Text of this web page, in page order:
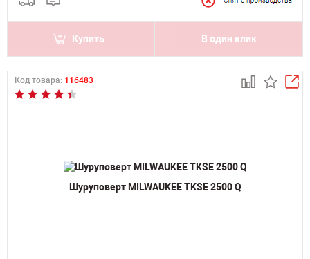
Купить В один клик
Код товара: 116483
Шуруповерт MILWAUKEE TKSE 2500 Q